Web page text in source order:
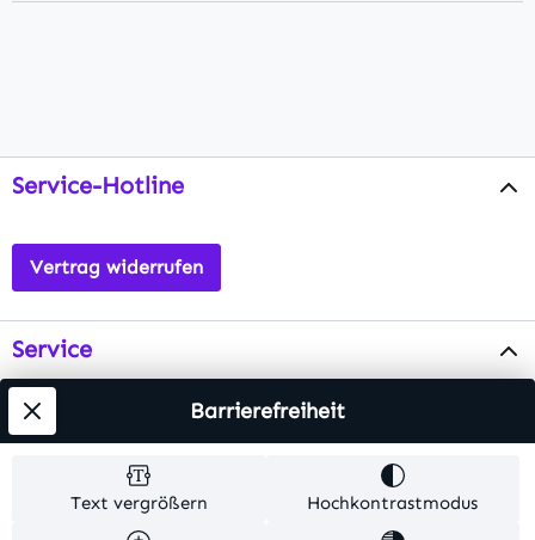
Service-Hotline
Vertrag widerrufen
Service
Info
Text vergrößern Hochkontrastmodus
Barrierefreiheit